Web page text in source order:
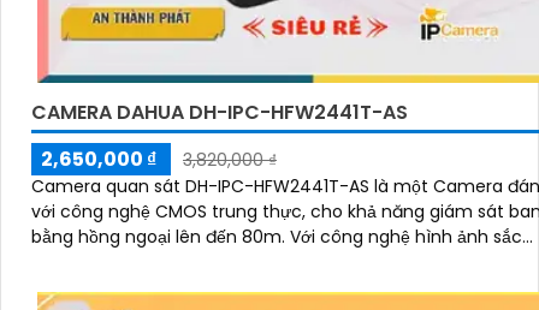
CAMERA DAHUA DH-IPC-HFW2441T-AS
2,650,000 ₫
3,820,000 ₫
Camera quan sát DH-IPC-HFW2441T-AS là một Camera
với công nghệ CMOS trung thực, cho khả năng giám sát
bằng hồng ngoại lên đến 80m. Với công nghệ hình ảnh sắc...